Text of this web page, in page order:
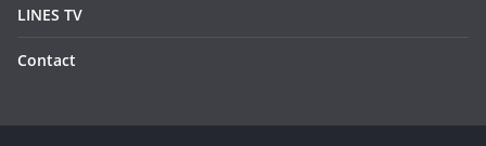
LINES TV
Contact